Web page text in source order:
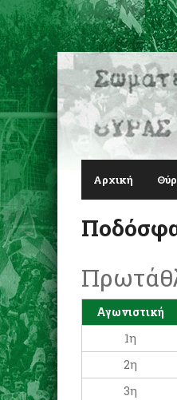
Αρχική
Αγωνιστική
1η
2η
3η